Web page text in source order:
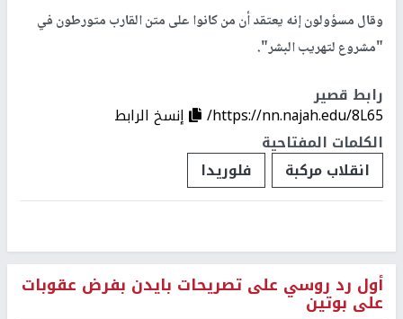
وقال مسؤولون إنه يعتقد أن من كانوا على متن القارب متورطون في
"مشروع لتهريب البشر".
رابط قصير
https://nn.najah.edu/8L65/
إنسخ الرابط
الكلمات المفتاحية
انقلاب مركبة
فلوريدا
أول رد روسي على تصريحات بايدن بفرض عقوبات
على بوتين